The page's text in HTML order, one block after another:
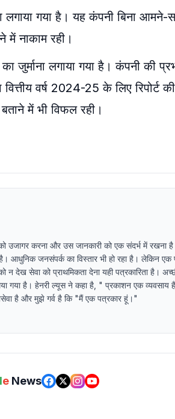
गया है। यह कंपनी बिना आमने-
नाकाम रही।
लगाया गया है। कंपनी की
वर्ष 2024-25 के लिए रिपोर्ट
में भी विफल रही।
उजागर करना और उस जानकारी को एक संदर्भ में रखना
आधुनिक जनसंपर्क का विस्तार भी हो रहा है। लेकिन एक
सेवा को प्राथमिकता देना यही पत्रकारिता है।
गया है। हेनरी ल्यूस ने कहा है, " प्रकाशन एक व्यवसाय
है और मुझे गर्व है कि "मैं एक पत्रकार हूं।"
le News